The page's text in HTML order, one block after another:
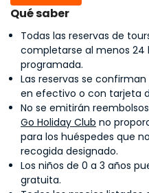
Qué saber
Todas las reservas de
completarse al menos 24
programada.
Las reservas se
en efectivo o con tarjeta
No se emitirán
Go Holiday Club no
para los huéspedes que
recogida designado.
Los niños de 0 a 3 años
gratuita.